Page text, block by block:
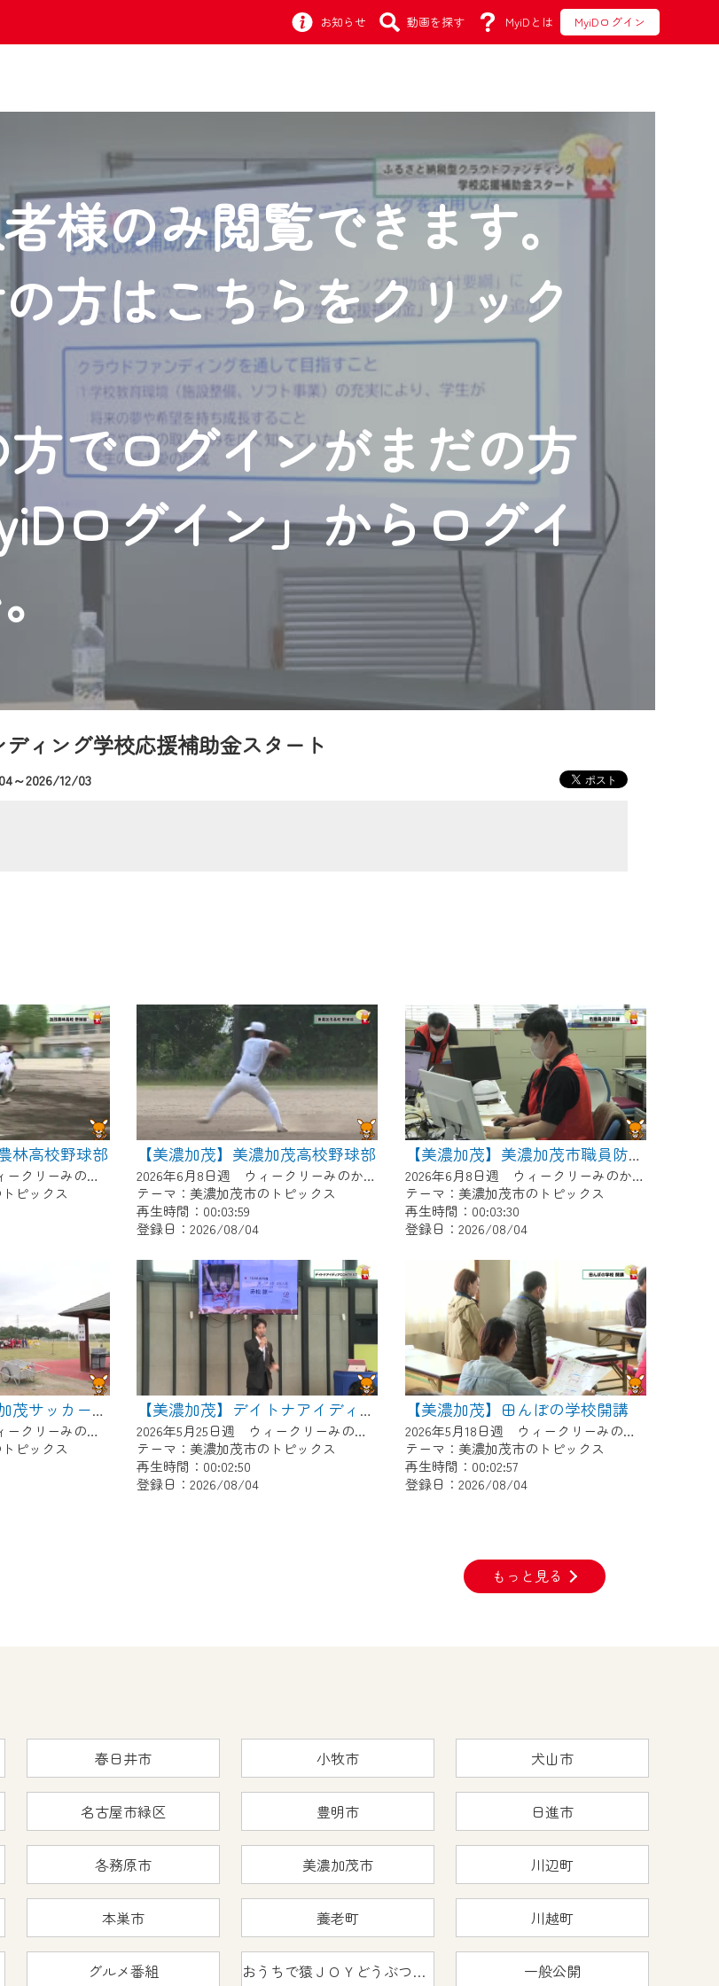
お知らせ 動画を探す MyiDとは MyiDログイン
様のみ閲覧できます。
方はこちらをクリック
でログインがまだの方
ログイン」からログイ
ィング学校応援補助金スタート
～2026/12/03
林高校野球部
2026年6月15日週 ウィークリーみのかもにて放送
ピックス
【美濃加茂】美濃加茂高校野球部
2026年6月8日週 ウィークリーみのかもにて放送
テーマ：美濃加茂市のトピックス
再生時間：00:03:59
登録日：2026/08/04
【美濃加茂】美濃加茂市職員防災訓練
2026年6月8日週 ウィークリーみのかもにて放送
テーマ：美濃加茂市のトピックス
再生時間：00:03:30
登録日：2026/08/04
【美濃加茂】美濃加茂サッカー少年団あじさいCUP
2026年5月25日週 ウィークリーみのかもにて放送
ピックス
【美濃加茂】デイトナアイディアCONTEST
2026年5月25日週 ウィークリーみのかもにて放送
テーマ：美濃加茂市のトピックス
再生時間：00:02:50
登録日：2026/08/04
【美濃加茂】田んぼの学校開講
2026年5月18日週 ウィークリーみのかもにて放送
テーマ：美濃加茂市のトピックス
再生時間：00:02:57
登録日：2026/08/04
もっと見る
春日井市 小牧市 犬山市
名古屋市緑区 豊明市 日進市
各務原市 美濃加茂市 川辺町
本巣市 養老町 川越町
グルメ番組 おうちで猿ＪＯＹどうぶつえん 一般公開
お知らせ
9月24日からリニューアルします！
コンテンツが一目瞭然。
どこでも・外出先でも！
をご視聴いただけます！
ス向上のため、
部コンテンツを除き、
ジ※』へのログインが必要となります。
します。
なります。
種サービスをご利用頂くためのIDです。
できます。
も作成可能です）
はこちら
から
聴いただけます。
ナンス作業を予定しています。
しくお願いいたします。